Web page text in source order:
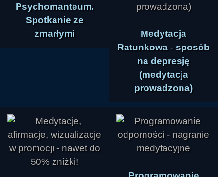
Psychomanteum.
Spotkanie ze
zmarłymi
Medytacja
Ratunkowa - sposób
na depresję
(medytacja
prowadzona)